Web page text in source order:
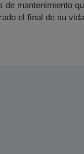
de mantenimiento
el final de su